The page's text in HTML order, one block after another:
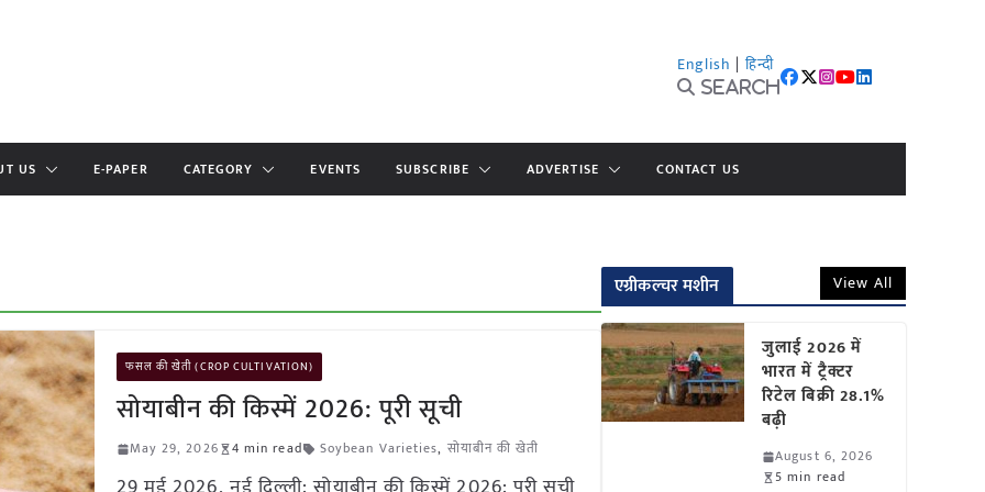
English | हिन्दी
Search
US E-PAPER CATEGORY EVENTS SUBSCRIBE ADVERTISE CONTACT US
फसल की खेती (CROP CULTIVATION)
सोयाबीन की किस्में 2026: पूरी सूची
May 29, 2026 4 min read Soybean Varieties, सोयाबीन की खेती
एग्रीकल्चर मशीन View All
जुलाई 2026 में
भारत में ट्रैक्टर
रिटेल बिक्री 28.1%
बढ़ी
August 6, 2026
5 min read